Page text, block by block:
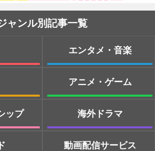
ャンル別記事一覧
ップ
エンタメ・音楽
アニメ・ゲーム
海外ドラマ
動画配信サービス